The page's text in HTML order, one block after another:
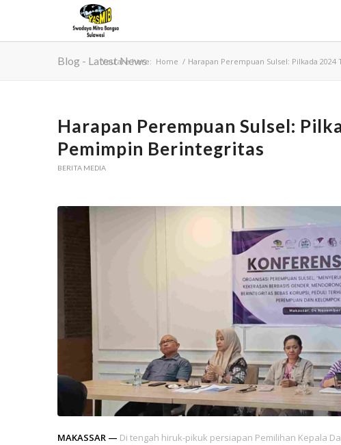
Blog - Latest News
You are here: Home / Harapan Perempuan Sulsel: Pilkada
Harapan Perempuan Sulsel:
Pemimpin Berintegritas
BERITA MEDIA
MAKASSAR — Di tengah hiruk-pikuk persiapan Pemilihan Kepala